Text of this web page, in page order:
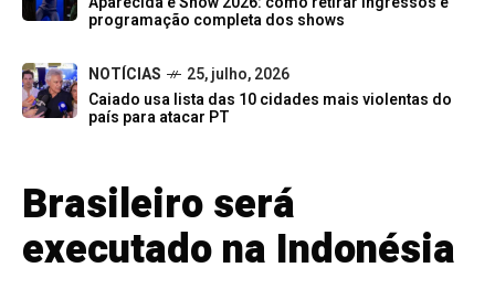
programação completa dos shows
NOTÍCIAS
25, julho, 2026
Caiado usa lista das 10 cidades mais violentas do
país para atacar PT
Brasileiro será
executado na Indonésia